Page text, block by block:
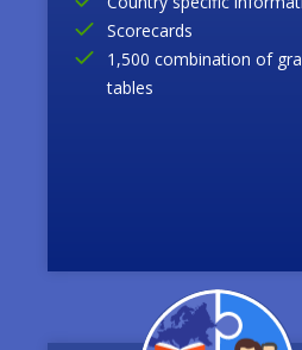
Scorecards
1,500 combination of
tables
Image